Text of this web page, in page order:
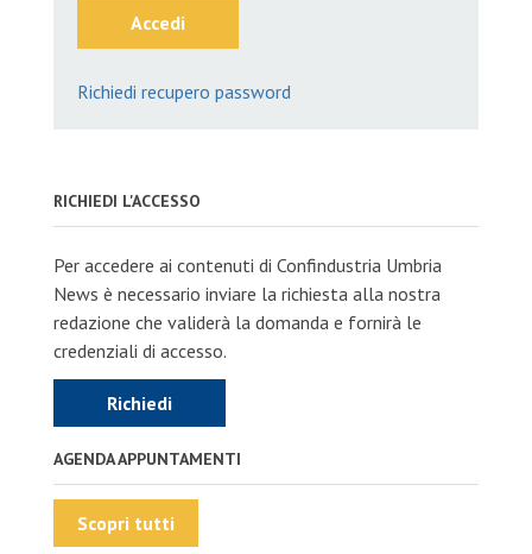
Accedi
Richiedi recupero password
RICHIEDI L'ACCESSO
Per accedere ai contenuti di Confindustria Umbria
News è necessario inviare la richiesta alla nostra
redazione che validerà la domanda e fornirà le
credenziali di accesso.
Richiedi
AGENDA APPUNTAMENTI
Scopri tutti